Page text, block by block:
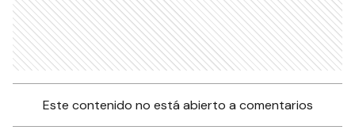
Este contenido no está abierto a comentarios